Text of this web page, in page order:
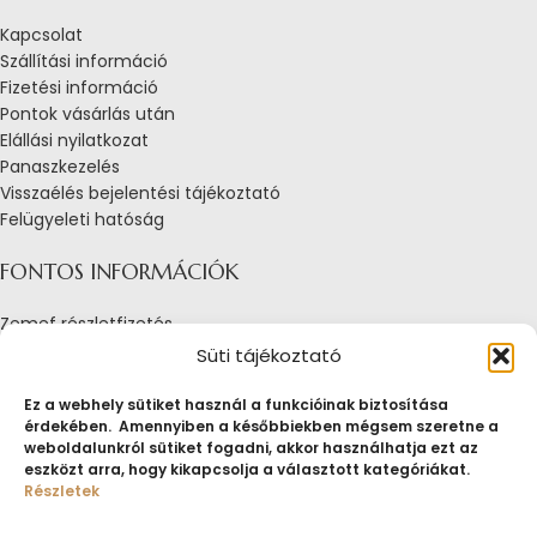
Süti tájékoztató
Ez a webhely sütiket használ a funkcióinak biztosítása
érdekében. Amennyiben a későbbiekben mégsem szeretne a
weboldalunkról sütiket fogadni, akkor használhatja ezt az
eszközt arra, hogy kikapcsolja a választott kategóriákat.
Részletek
Kapcsolat
Szállítási információ
Fizetési információ
Pontok vásárlás után
Elállási nyilatkozat
Panaszkezelés
Visszaélés bejelentési tájékoztató
Felügyeleti hatóság
FONTOS INFORMÁCIÓK
Zemef részletfizetés
Adatkezelési tájékoztató
Tájékoztató sütik alkalmazásáról
Fogyasztóvédelmi tájékoztató
Jogi nyilatkozat
Impresszum